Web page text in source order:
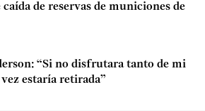
de reservas de municiones de
“Si no disfrutara tanto de mi
estaría retirada”